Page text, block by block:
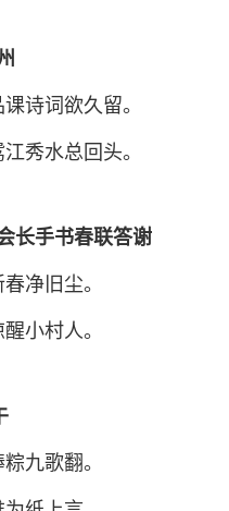
诗词欲久留。
秀水总回头。
长手书春联答谢
净旧尘。
小村人。
九歌翻。